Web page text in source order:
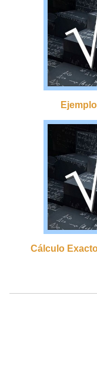
Cálculo